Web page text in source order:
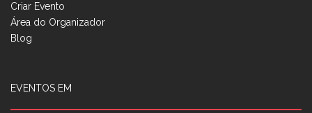
Criar Evento
Área do Organizador
Blog
EVENTOS EM